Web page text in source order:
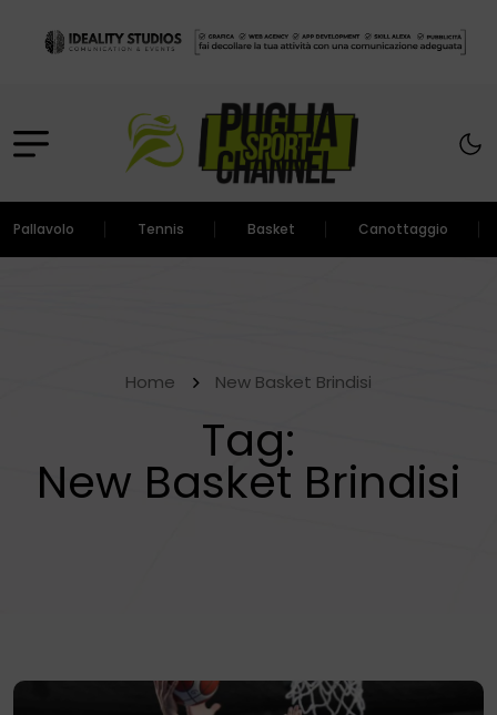
Pallavolo Tennis Basket Canottaggio
Home New Basket Brindisi
Tag:
New Basket Brindisi